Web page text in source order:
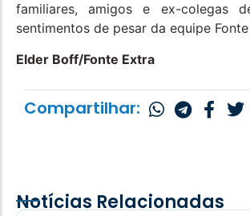
familiares, amigos e ex-colegas
sentimentos de pesar da equipe
Elder Boff/Fonte Extra
Compartilhar:
Notícias Relacionadas